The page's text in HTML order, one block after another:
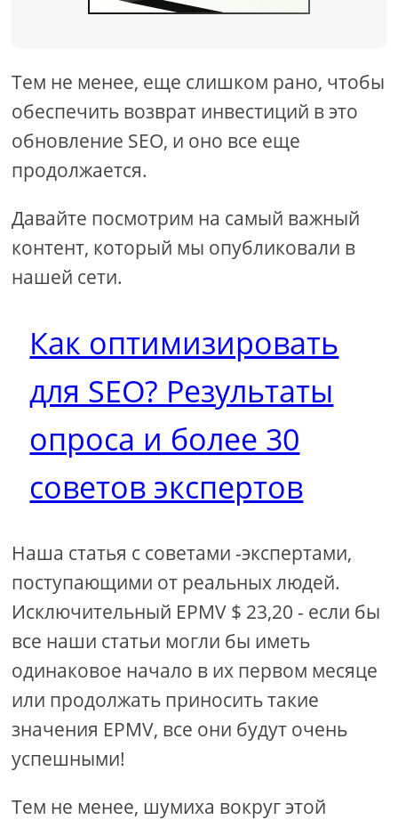
Тем не менее, еще слишком рано, чтобы
обеспечить возврат инвестиций в это
обновление SEO, и оно все еще
продолжается.
Давайте посмотрим на самый важный
контент, который мы опубликовали в
нашей сети.
Как оптимизировать
для SEO? Результаты
опроса и более 30
советов экспертов
Наша статья с советами -экспертами,
поступающими от реальных людей.
Исключительный EPMV $ 23,20 - если бы
все наши статьи могли бы иметь
одинаковое начало в их первом месяце
или продолжать приносить такие
значения EPMV, все они будут очень
успешными!
Тем не менее, шумиха вокруг этой